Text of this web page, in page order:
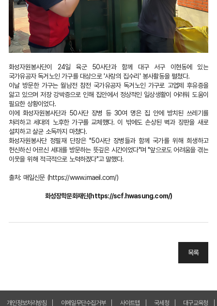
화성자원봉사단이 24일 육군 50사단과 함께 대구 서구 이현동에 있는
국가유공자 독거노인 가구를 대상으로 '사랑의 집수리' 봉사활동을 펼쳤다.
이날 방문한 가구는 월남전 참전 국가유공자 독거노인 가구로 고엽제 후유증을
앓고 있으며 저장 강박증으로 인해 집안에서 정상적인 일상생활이 어려워 도움이
필요한 상황이었다.
이에 화성자원봉사단과 50사단 장병 등 30여 명은 집 안에 방치된 쓰레기를
처리하고 세대의 노후한 가구를 교체했다. 이 밖에도 손상된 벽과 장판을 새로
설치하고 살균 소독까지 마쳤다.
화성자원봉사단 정필재 단장은 "50사단 장병들과 함께 국가를 위해 희생하고
헌신하신 어르신 세대를 방문하는 뜻깊은 시간이었다"며 "앞으로도 어려움을 겪는
이웃을 위해 적극적으로 노력하겠다"고 말했다.
출처: 매일신문 (https://www.imaeil.com/)
화성장학문화재단(https://scf.hwasung.com/)
목록
개인정보처리방침 이메일무단수집거부 사이트맵 국세청 대구교육청